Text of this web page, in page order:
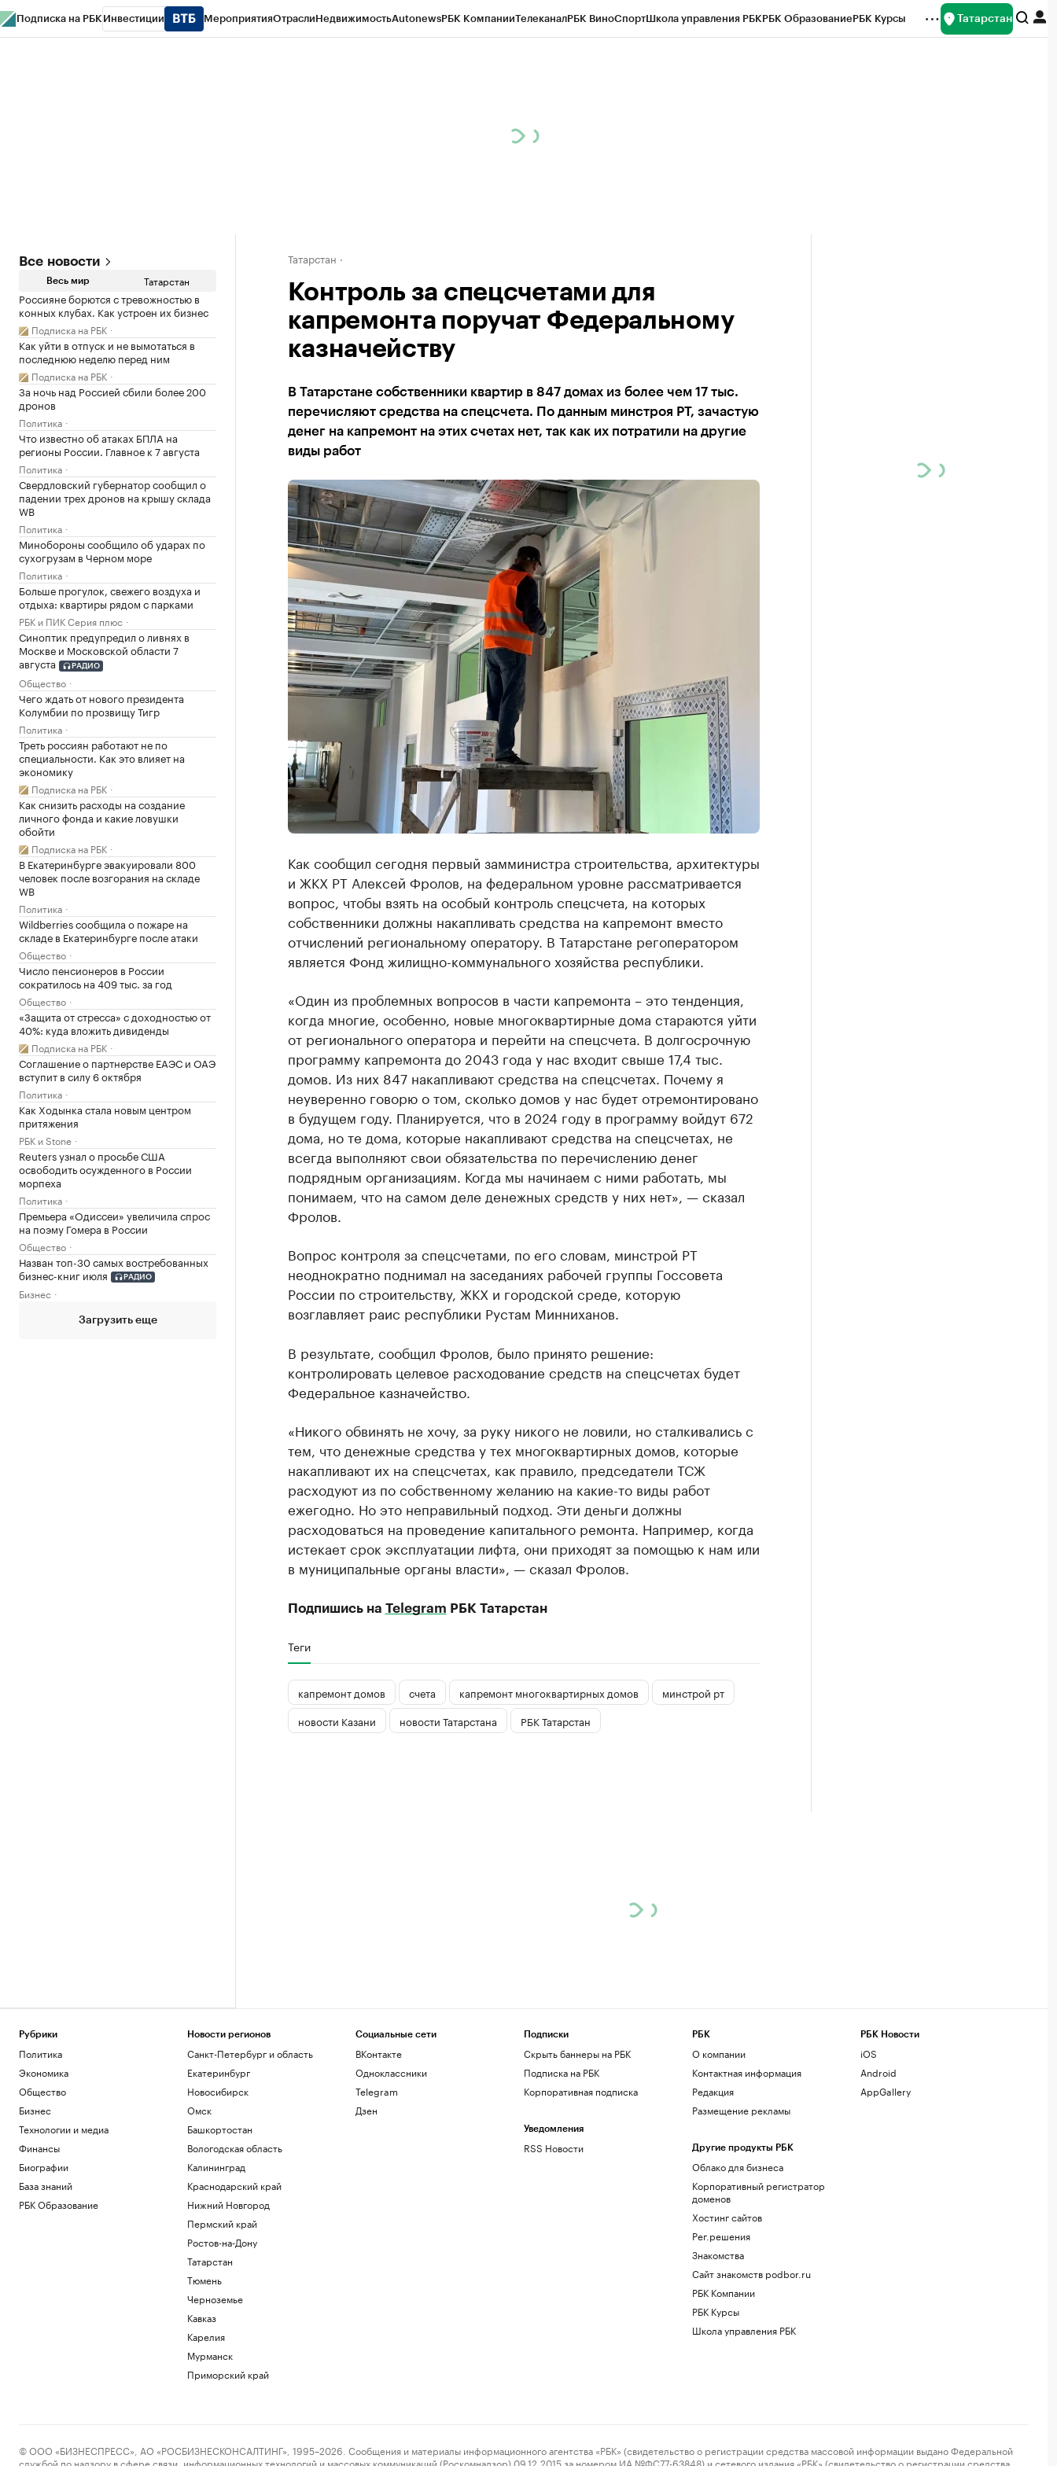
Подписка на РБК Инвестиции МероприятияОтраслиНедвижимостьAutonewsРБК КомпанииТелеканалРБК ВиноСпортШкола управления РБКРБК ОбразованиеРБК Курсы Татарстан
Все новости
Весь мир Татарстан
Россияне борются с тревожностью в
конных клубах. Как устроен их бизнес
Подписка на РБК
Как уйти в отпуск и не вымотаться в
последнюю неделю перед ним
Подписка на РБК
За ночь над Россией сбили более 200
дронов
Политика
Что известно об атаках БПЛА на
регионы России. Главное к 7 августа
Политика
Свердловский губернатор сообщил о
падении трех дронов на крышу склада
WB
Политика
Минобороны сообщило об ударах по
сухогрузам в Черном море
Политика
Больше прогулок, свежего воздуха и
отдыха: квартиры рядом с парками
РБК и ПИК Серия плюс
Синоптик предупредил о ливнях в
Москве и Московской области 7
августа
РАДИО
Общество
Чего ждать от нового президента
Колумбии по прозвищу Тигр
Политика
Треть россиян работают не по
специальности. Как это влияет на
экономику
Подписка на РБК
Как снизить расходы на создание
личного фонда и какие ловушки
обойти
Подписка на РБК
В Екатеринбурге эвакуировали 800
человек после возгорания на складе
WB
Политика
Wildberries сообщила о пожаре на
складе в Екатеринбурге после атаки
Общество
Число пенсионеров в России
сократилось на 409 тыс. за год
Общество
«Защита от стресса» с доходностью от
40%: куда вложить дивиденды
Подписка на РБК
Соглашение о партнерстве ЕАЭС и ОАЭ
вступит в силу 6 октября
Политика
Как Ходынка стала новым центром
притяжения
РБК и Stone
Reuters узнал о просьбе США
освободить осужденного в России
морпеха
Политика
Премьера «Одиссеи» увеличила спрос
на поэму Гомера в России
Общество
Назван топ-30 самых востребованных
бизнес-книг июля
РАДИО
Бизнес
Загрузить еще
Татарстан
Контроль за спецсчетами для
капремонта поручат Федеральному
казначейству
В Татарстане собственники квартир в 847 домах из более чем 17 тыс.
перечисляют средства на спецсчета. По данным минстроя РТ, зачастую
денег на капремонт на этих счетах нет, так как их потратили на другие
виды работ
Как сообщил сегодня первый замминистра строительства, архитектуры
и ЖКХ РТ Алексей Фролов, на федеральном уровне рассматривается
вопрос, чтобы взять на особый контроль спецсчета, на которых
собственники должны накапливать средства на капремонт вместо
отчислений региональному оператору. В Татарстане регоператором
является Фонд жилищно-коммунального хозяйства республики.
«Один из проблемных вопросов в части капремонта – это тенденция,
когда многие, особенно, новые многоквартирные дома стараются уйти
от регионального оператора и перейти на спецсчета. В долгосрочную
программу капремонта до 2043 года у нас входит свыше 17,4 тыс.
домов. Из них 847 накапливают средства на спецсчетах. Почему я
неуверенно говорю о том, сколько домов у нас будет отремонтировано
в будущем году. Планируется, что в 2024 году в программу войдут 672
дома, но те дома, которые накапливают средства на спецсчетах, не
всегда выполняют свои обязательства по перечислению денег
подрядным организациям. Когда мы начинаем с ними работать, мы
понимаем, что на самом деле денежных средств у них нет», — сказал
Фролов.
Вопрос контроля за спецсчетами, по его словам, минстрой РТ
неоднократно поднимал на заседаниях рабочей группы Госсовета
России по строительству, ЖКХ и городской среде, которую
возглавляет раис республики Рустам Минниханов.
В результате, сообщил Фролов, было принято решение:
контролировать целевое расходование средств на спецсчетах будет
Федеральное казначейство.
«Никого обвинять не хочу, за руку никого не ловили, но сталкивались с
тем, что денежные средства у тех многоквартирных домов, которые
накапливают их на спецсчетах, как правило, председатели ТСЖ
расходуют из по собственному желанию на какие-то виды работ
ежегодно. Но это неправильный подход. Эти деньги должны
расходоваться на проведение капитального ремонта. Например, когда
истекает срок эксплуатации лифта, они приходят за помощью к нам или
в муниципальные органы власти», — сказал Фролов.
Подпишись на Telegram РБК Татарстан
Теги
капремонт домов счета капремонт многоквартирных домов
минстрой рт
новости Казани
новости Татарстана РБК Татарстан
Рубрики
Политика
Экономика
Общество
Бизнес
Технологии и медиа
Финансы
Биографии
База знаний
РБК Образование
Новости регионов
Санкт-Петербург и область
Екатеринбург
Новосибирск
Омск
Башкортостан
Вологодская область
Калининград
Краснодарский край
Нижний Новгород
Пермский край
Ростов-на-Дону
Татарстан
Тюмень
Черноземье
Кавказ
Карелия
Мурманск
Приморский край
Социальные сети
ВКонтакте
Одноклассники
Telegram
Дзен
Подписки
Скрыть баннеры на РБК
Подписка на РБК
Корпоративная подписка
Уведомления
RSS Новости
РБК
О компании
Контактная информация
Редакция
Размещение рекламы
Другие продукты РБК
Облако для бизнеса
Корпоративный регистратор
доменов
Хостинг сайтов
Рег.решения
Знакомства
Сайт знакомств podbor.ru
РБК Компании
РБК Курсы
Школа управления РБК
РБК Новости
iOS
Android
AppGallery
© ООО «БИЗНЕСПРЕСС», АО «РОСБИЗНЕСКОНСАЛТИНГ», 1995–2026. Сообщения и материалы информационного агентства «РБК» (свидетельство о регистрации средства массовой информации выдано Федеральной
службой по надзору в сфере связи, информационных технологий и массовых коммуникаций (Роскомнадзор) 09.12.2015 за номером ИА №ФС77-63848) и сетевого издания «РБК» (свидетельство о регистрации средства